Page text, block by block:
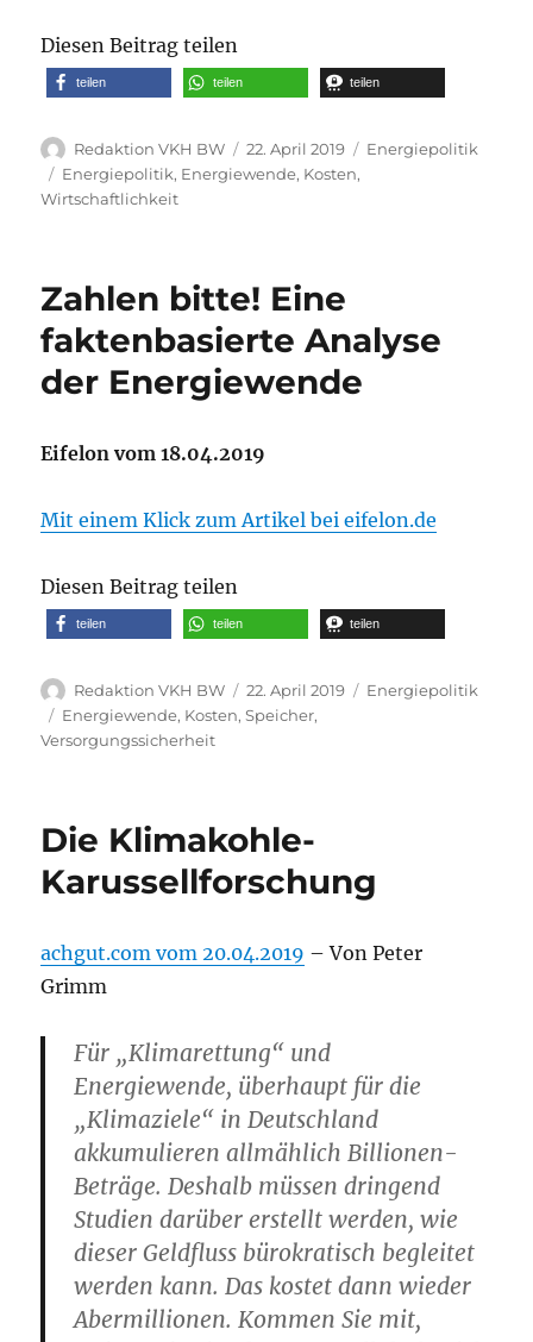
Diesen Beitrag teilen
teilen teilen teilen
Autor
Redaktion VKH BW
Veröffentlicht
am
22. April 2019 Kategorien
Energiepolitik
Schlagwörter
Energiepolitik, Energiewende, Kosten,
Wirtschaftlichkeit
Zahlen bitte! Eine
faktenbasierte Analyse
der Energiewende
Eifelon vom 18.04.2019
Mit einem Klick zum Artikel bei eifelon.de
Diesen Beitrag teilen
teilen teilen teilen
Autor
Redaktion VKH BW
Veröffentlicht
am
22. April 2019 Kategorien
Energiepolitik
Schlagwörter
Energiewende, Kosten,Speicher,
Versorgungssicherheit
Die Klimakohle-
Karussellforschung
achgut.com vom 20.04.2019 – Von Peter
Grimm
Für „Klimarettung“ und
Energiewende, überhaupt für die
„Klimaziele“ in Deutschland
akkumulieren allmählich Billionen-
Beträge. Deshalb müssen dringend
Studien darüber erstellt werden, wie
dieser Geldfluss bürokratisch begleitet
werden kann. Das kostet dann wieder
Abermillionen. Kommen Sie mit,